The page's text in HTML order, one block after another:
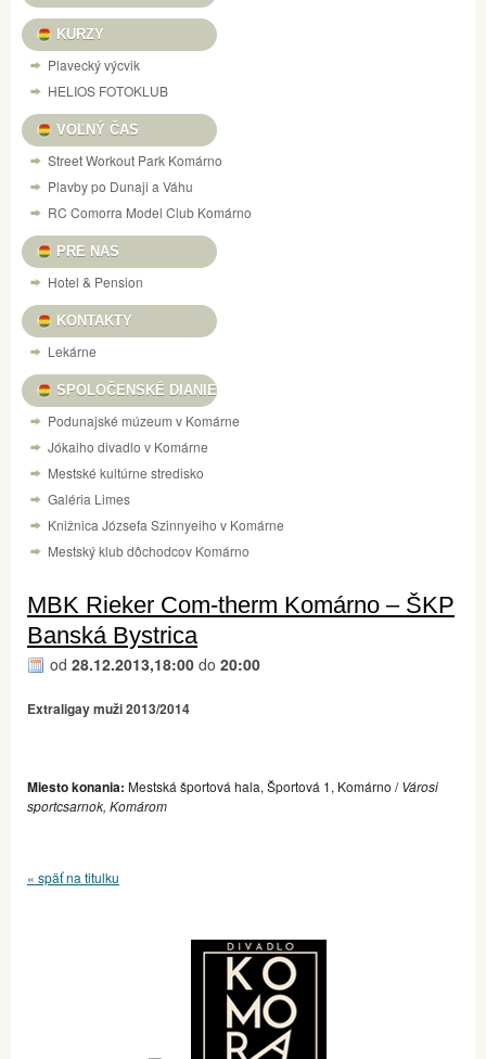
KURZY
Plavecký výcvik
HELIOS FOTOKLUB
VOĽNÝ ČAS
Street Workout Park Komárno
Plavby po Dunaji a Váhu
RC Comorra Model Club Komárno
PRE NAS
Hotel & Pension
KONTAKTY
Lekárne
SPOLOČENSKÉ DIANIE
Podunajské múzeum v Komárne
Jókaiho divadlo v Komárne
Mestské kultúrne stredisko
Galéria Limes
Knižnica Józsefa Szinnyeiho v Komárne
Mestský klub dôchodcov Komárno
MBK Rieker Com-therm Komárno – ŠKP
Banská Bystrica
od 28.12.2013,18:00 do 20:00
Extraligay muži 2013/2014
Miesto konania: Mestská športová hala, Športová 1, Komárno /Városi
sportcsarnok, Komárom
« späť na titulku